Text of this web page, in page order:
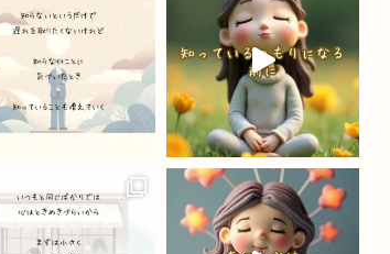
o
C
h
a
n
n